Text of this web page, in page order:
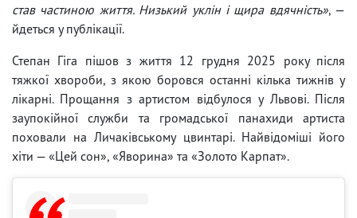
став частиною життя. Низький уклін і щира вдячність», —
йдеться у публікації.
Степан Гіга пішов з життя 12 грудня 2025 року після
тяжкої хвороби, з якою боровся останні кілька тижнів у
лікарні. Прощання з артистом відбулося у Львові. Після
заупокійної служби та громадської панахиди артиста
поховали на Личаківському цвинтарі. Найвідоміші його
хіти — «Цей сон», «Яворина» та «Золото Карпат».